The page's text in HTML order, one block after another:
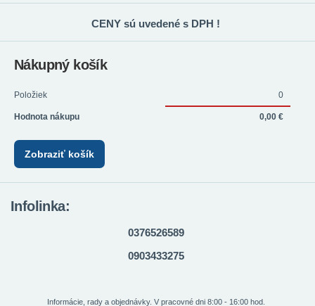
CENY sú uvedené s DPH !
Nákupný košík
Položiek 0
Hodnota nákupu 0,00 €
Zobraziť košík
Infolinka:
0376526589
0903433275
Informácie, rady a objednávky. V pracovné dni 8:00 - 16:00 hod.